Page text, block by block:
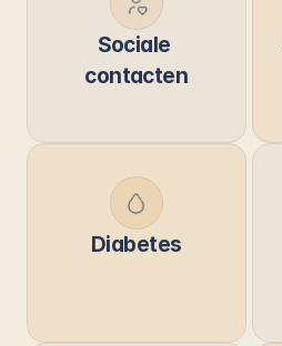
Sociale
contacten
Diabetes